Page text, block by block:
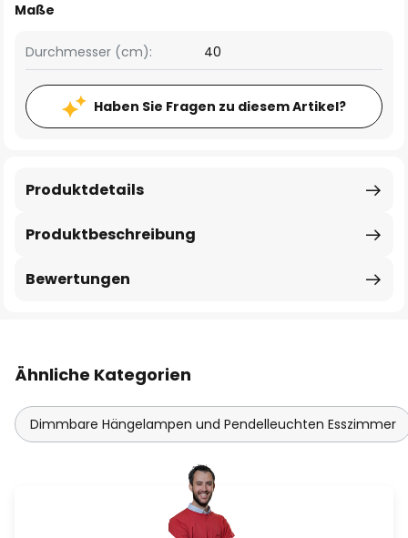
Maße
Durchmesser (cm): 40
Haben Sie Fragen zu diesem Artikel?
Produktbeschreibung
Produktdetails
Bewertungen
Ähnliche Kategorien
Dimmbare Hängelampen und Pendelleuchten Esszimmer